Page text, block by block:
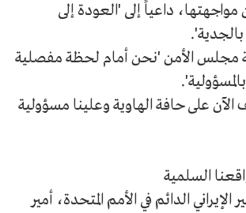
مواجهتها، داعياً إلى 'العودة إلى
مجلس الأمن 'نحن أمام لحظة مفصلية
الآن على حافة الهاوية وعلينا مسؤولية
السلمية
الدائم في الأمم المتحدة، أمير